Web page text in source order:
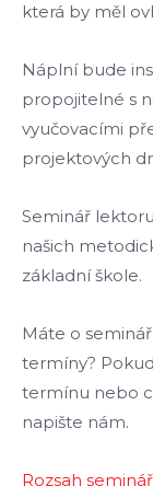
která by měl
Náplní bude
propojitelné s
vyučovacími
projektových
Seminář
našich
základní škole.
Máte o
termíny?
termínu nebo
napište nám.
Rozsah